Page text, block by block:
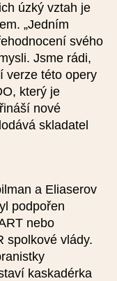
úzký vztah je
„Jedním
svého
Jsme rádi,
verze této opery
který je
nové
skladatel
a Eliaserov
podpořen
nebo
spolkové vlády.
kaskadérka